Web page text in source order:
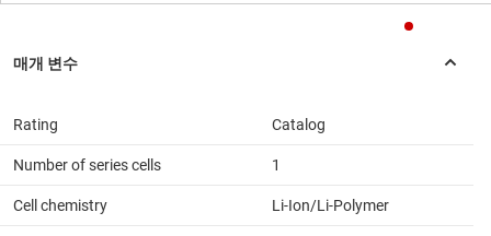
Rating Catalog
Number of series cells 1
Cell chemistry Li-Ion/Li-Polymer